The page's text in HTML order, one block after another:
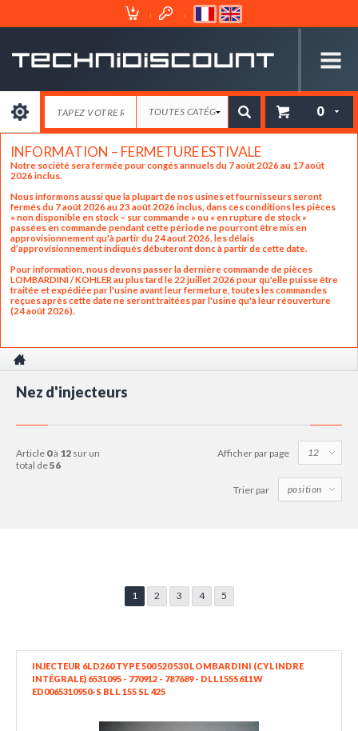
Mon
Espace
0
INFORMATION – FERMETURE ESTIVALE
Notre société sera fermée pour congés annuels du 7 août 2026 au 17 août
2026 inclus.
Nous informons aussi que la plupart de nos usines et fournisseurs seront
fermés du 7 août 2026 au 23 août 2026 inclus, dans ces conditions les pièces
« non disponible en stock – sur commande » ou « en rupture de stock »
passées en commande pendant cette période ne pourront être mis en
approvisionnement qu'à partir du 24 aout 2026, les délais
d’approvisionnement indiqués débuteront donc à partir de cette date.
Pour information, nous devons passer la dernière commande de pièces
LOMBARDINI / KOHLER au plus tard le 22 juillet 2026 pour qu'elle puisse être
traitée et expédiée par l'usine avant leur fermeture, toutes les commandes
reçues après cette date ne seront traitées par l'usine qu'à leur réouverture
(24 août 2026).
Nez d'injecteurs
article 0à 12 sur un
total de56
Afficher par page
Trier par
1 2 3 4 5
INJECTEUR 6LD260 TYPE 500 520 530 LOMBARDINI (CYLINDRE
INTÉGRALE) 6531095 - 770912 - 787689 - DLL155S611W
ED0065310950-S BLL 155 SL 425